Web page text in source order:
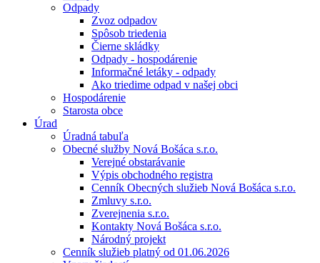
Odpady
Zvoz odpadov
Spôsob triedenia
Čierne skládky
Odpady - hospodárenie
Informačné letáky - odpady
Ako triedime odpad v našej obci
Hospodárenie
Starosta obce
Úrad
Úradná tabuľa
Obecné služby Nová Bošáca s.r.o.
Verejné obstarávanie
Výpis obchodného registra
Cenník Obecných služieb Nová Bošáca s.r.o.
Zmluvy s.r.o.
Zverejnenia s.r.o.
Kontakty Nová Bošáca s.r.o.
Národný projekt
Cenník služieb platný od 01.06.2026